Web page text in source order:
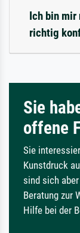
Ich bin mir
richtig
Sie
offene
Sie
Kunstdruck
sind sich
Beratung zur
Hilfe bei der